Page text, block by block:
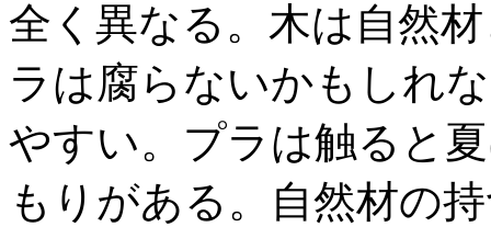
全く異なる。木は自然
ラは腐らないかもしれ
やすい。プラは触ると
もりがある。自然材の